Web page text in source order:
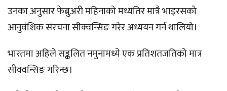
उनका अनुसार फेब्रुअरी महिनाको मध्यतिर मात्रै भाइरसको
आनुवंशिक संरचना सीक्वन्सिङ गरेर अध्ययन गर्न थालियो।
भारतमा अहिले सङ्कलित नमुनामध्ये एक प्रतिशतजतिको मात्र
सीक्वन्सिङ गरिन्छ।